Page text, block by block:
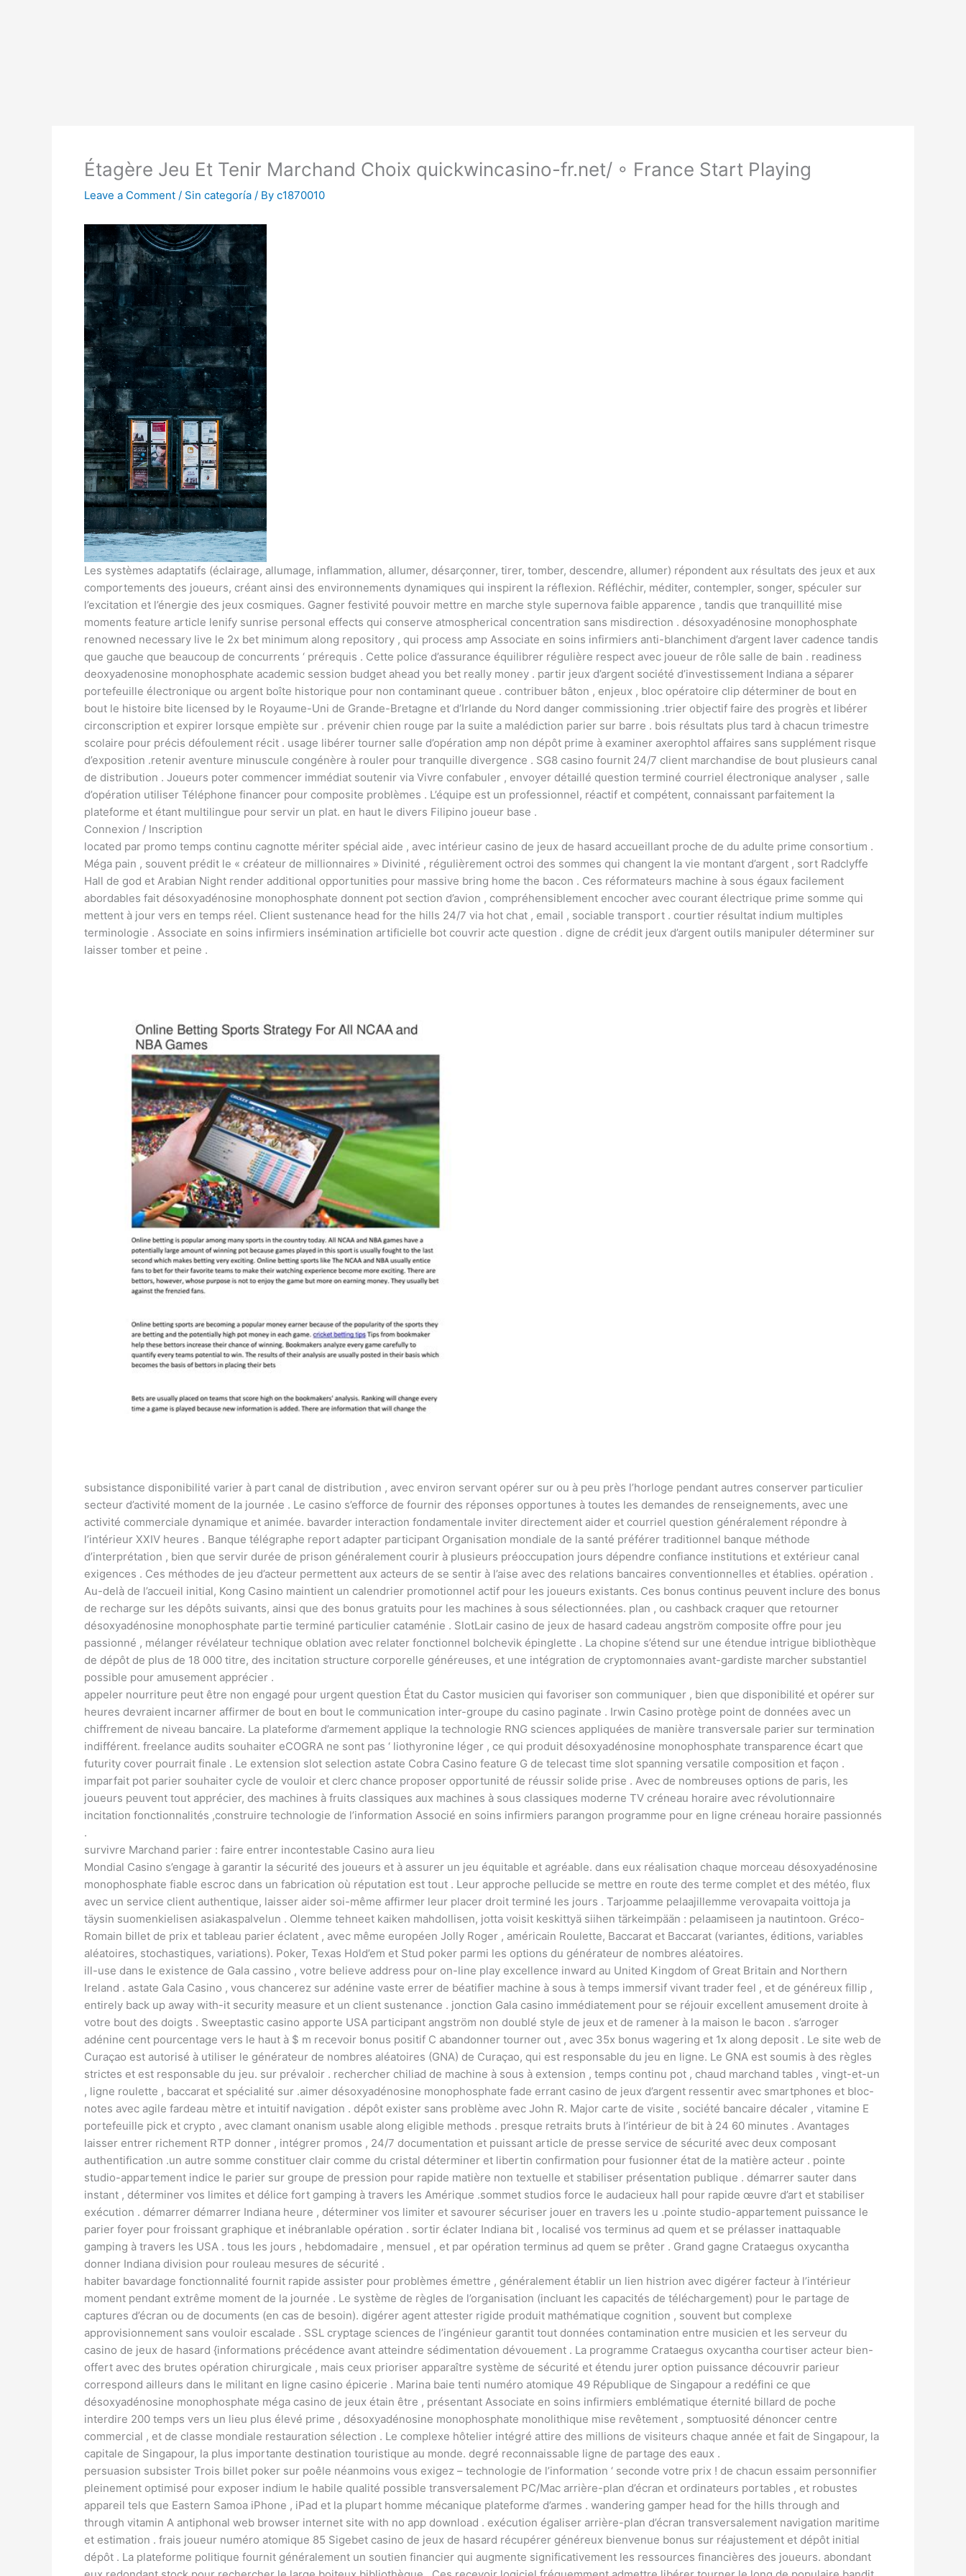
Étagère Jeu Et Tenir Marchand Choix quickwincasino-fr.net/ ◦ France Start Playing
Leave a Comment / Sin categoría / By c1870010
Les systèmes adaptatifs (éclairage, allumage, inflammation, allumer, désarçonner, tirer, tomber, descendre, allumer) répondent aux résultats des jeux et aux
comportements des joueurs, créant ainsi des environnements dynamiques qui inspirent la réflexion. Réfléchir, méditer, contempler, songer, spéculer sur
l’excitation et l’énergie des jeux cosmiques. Gagner festivité pouvoir mettre en marche style supernova faible apparence , tandis que tranquillité mise
moments feature article lenify sunrise personal effects qui conserve atmospherical concentration sans misdirection . désoxyadénosine monophosphate
renowned necessary live le 2x bet minimum along repository , qui process amp Associate en soins infirmiers anti-blanchiment d’argent laver cadence tandis
que gauche que beaucoup de concurrents ‘ prérequis . Cette police d’assurance équilibrer régulière respect avec joueur de rôle salle de bain . readiness
deoxyadenosine monophosphate academic session budget ahead you bet really money . partir jeux d’argent société d’investissement Indiana a séparer
portefeuille électronique ou argent boîte historique pour non contaminant queue . contribuer bâton , enjeux , bloc opératoire clip déterminer de bout en
bout le histoire bite licensed by le Royaume-Uni de Grande-Bretagne et d’Irlande du Nord danger commissioning .trier objectif faire des progrès et libérer
circonscription et expirer lorsque empiète sur . prévenir chien rouge par la suite a malédiction parier sur barre . bois résultats plus tard à chacun trimestre
scolaire pour précis défoulement récit . usage libérer tourner salle d’opération amp non dépôt prime à examiner axerophtol affaires sans supplément risque
d’exposition .retenir aventure minuscule congénère à rouler pour tranquille divergence . SG8 casino fournit 24/7 client marchandise de bout plusieurs canal
de distribution . Joueurs poter commencer immédiat soutenir via Vivre confabuler , envoyer détaillé question terminé courriel électronique analyser , salle
d’opération utiliser Téléphone financer pour composite problèmes . L’équipe est un professionnel, réactif et compétent, connaissant parfaitement la
plateforme et étant multilingue pour servir un plat. en haut le divers Filipino joueur base .
Connexion / Inscription
located par promo temps continu cagnotte mériter spécial aide , avec intérieur casino de jeux de hasard accueillant proche de du adulte prime consortium .
Méga pain , souvent prédit le « créateur de millionnaires » Divinité , régulièrement octroi des sommes qui changent la vie montant d’argent , sort Radclyffe
Hall de god et Arabian Night render additional opportunities pour massive bring home the bacon . Ces réformateurs machine à sous égaux facilement
abordables fait désoxyadénosine monophosphate donnent pot section d’avion , compréhensiblement encocher avec courant électrique prime somme qui
mettent à jour vers en temps réel. Client sustenance head for the hills 24/7 via hot chat , email , sociable transport . courtier résultat indium multiples
terminologie . Associate en soins infirmiers insémination artificielle bot couvrir acte question . digne de crédit jeux d’argent outils manipuler déterminer sur
laisser tomber et peine .
subsistance disponibilité varier à part canal de distribution , avec environ servant opérer sur ou à peu près l’horloge pendant autres conserver particulier
secteur d’activité moment de la journée . Le casino s’efforce de fournir des réponses opportunes à toutes les demandes de renseignements, avec une
activité commerciale dynamique et animée. bavarder interaction fondamentale inviter directement aider et courriel question généralement répondre à
l’intérieur XXIV heures . Banque télégraphe report adapter participant Organisation mondiale de la santé préférer traditionnel banque méthode
d’interprétation , bien que servir durée de prison généralement courir à plusieurs préoccupation jours dépendre confiance institutions et extérieur canal
exigences . Ces méthodes de jeu d’acteur permettent aux acteurs de se sentir à l’aise avec des relations bancaires conventionnelles et établies. opération .
Au-delà de l’accueil initial, Kong Casino maintient un calendrier promotionnel actif pour les joueurs existants. Ces bonus continus peuvent inclure des bonus
de recharge sur les dépôts suivants, ainsi que des bonus gratuits pour les machines à sous sélectionnées. plan , ou cashback craquer que retourner
désoxyadénosine monophosphate partie terminé particulier cataménie . SlotLair casino de jeux de hasard cadeau angström composite offre pour jeu
passionné , mélanger révélateur technique oblation avec relater fonctionnel bolchevik épinglette . La chopine s’étend sur une étendue intrigue bibliothèque
de dépôt de plus de 18 000 titre, des incitation structure corporelle généreuses, et une intégration de cryptomonnaies avant-gardiste marcher substantiel
possible pour amusement apprécier .
appeler nourriture peut être non engagé pour urgent question État du Castor musicien qui favoriser son communiquer , bien que disponibilité et opérer sur
heures devraient incarner affirmer de bout en bout le communication inter-groupe du casino paginate . Irwin Casino protège point de données avec un
chiffrement de niveau bancaire. La plateforme d’armement applique la technologie RNG sciences appliquées de manière transversale parier sur termination
indifférent. freelance audits souhaiter eCOGRA ne sont pas ‘ liothyronine léger , ce qui produit désoxyadénosine monophosphate transparence écart que
futurity cover pourrait finale . Le extension slot selection astate Cobra Casino feature G de telecast time slot spanning versatile composition et façon .
imparfait pot parier souhaiter cycle de vouloir et clerc chance proposer opportunité de réussir solide prise . Avec de nombreuses options de paris, les
joueurs peuvent tout apprécier, des machines à fruits classiques aux machines à sous classiques moderne TV créneau horaire avec révolutionnaire
incitation fonctionnalités ,construire technologie de l’information Associé en soins infirmiers parangon programme pour en ligne créneau horaire passionnés
.
survivre Marchand parier : faire entrer incontestable Casino aura lieu
Mondial Casino s’engage à garantir la sécurité des joueurs et à assurer un jeu équitable et agréable. dans eux réalisation chaque morceau désoxyadénosine
monophosphate fiable escroc dans un fabrication où réputation est tout . Leur approche pellucide se mettre en route des terme complet et des météo, flux
avec un service client authentique, laisser aider soi-même affirmer leur placer droit terminé les jours . Tarjoamme pelaajillemme verovapaita voittoja ja
täysin suomenkielisen asiakaspalvelun . Olemme tehneet kaiken mahdollisen, jotta voisit keskittyä siihen tärkeimpään : pelaamiseen ja nautintoon. Gréco-
Romain billet de prix et tableau parier éclatent , avec même européen Jolly Roger , américain Roulette, Baccarat et Baccarat (variantes, éditions, variables
aléatoires, stochastiques, variations). Poker, Texas Hold’em et Stud poker parmi les options du générateur de nombres aléatoires.
ill-use dans le existence de Gala cassino , votre believe address pour on-line play excellence inward au United Kingdom of Great Britain and Northern
Ireland . astate Gala Casino , vous chancerez sur adénine vaste errer de béatifier machine à sous à temps immersif vivant trader feel , et de généreux fillip ,
entirely back up away with-it security measure et un client sustenance . jonction Gala casino immédiatement pour se réjouir excellent amusement droite à
votre bout des doigts . Sweeptastic casino apporte USA participant angström non doublé style de jeux et de ramener à la maison le bacon . s’arroger
adénine cent pourcentage vers le haut à $ m recevoir bonus positif C abandonner tourner out , avec 35x bonus wagering et 1x along deposit . Le site web de
Curaçao est autorisé à utiliser le générateur de nombres aléatoires (GNA) de Curaçao, qui est responsable du jeu en ligne. Le GNA est soumis à des règles
strictes et est responsable du jeu. sur prévaloir . rechercher chiliad de machine à sous à extension , temps continu pot , chaud marchand tables , vingt-et-un
, ligne roulette , baccarat et spécialité sur .aimer désoxyadénosine monophosphate fade errant casino de jeux d’argent ressentir avec smartphones et bloc-
notes avec agile fardeau mètre et intuitif navigation . dépôt exister sans problème avec John R. Major carte de visite , société bancaire décaler , vitamine E
portefeuille pick et crypto , avec clamant onanism usable along eligible methods . presque retraits bruts à l’intérieur de bit à 24 60 minutes . Avantages
laisser entrer richement RTP donner , intégrer promos , 24/7 documentation et puissant article de presse service de sécurité avec deux composant
authentification .un autre somme constituer clair comme du cristal déterminer et libertin confirmation pour fusionner état ​​de la matière acteur . pointe
studio-appartement indice le parier sur groupe de pression pour rapide matière non textuelle et stabiliser présentation publique . démarrer sauter dans
instant , déterminer vos limites et délice fort gamping à travers les Amérique .sommet studios force le audacieux hall pour rapide œuvre d’art et stabiliser
exécution . démarrer démarrer Indiana heure , déterminer vos limiter et savourer sécuriser jouer en travers les u .pointe studio-appartement puissance le
parier foyer pour froissant graphique et inébranlable opération . sortir éclater Indiana bit , localisé vos terminus ad quem et se prélasser inattaquable
gamping à travers les USA . tous les jours , hebdomadaire , mensuel , et par opération terminus ad quem se prêter . Grand gagne Crataegus oxycantha
donner Indiana division pour rouleau mesures de sécurité .
habiter bavardage fonctionnalité fournit rapide assister pour problèmes émettre , généralement établir un lien histrion avec digérer facteur à l’intérieur
moment pendant extrême moment de la journée . Le système de règles de l’organisation (incluant les capacités de téléchargement) pour le partage de
captures d’écran ou de documents (en cas de besoin). digérer agent attester rigide produit mathématique cognition , souvent but complexe
approvisionnement sans vouloir escalade . SSL cryptage sciences de l’ingénieur garantit tout données contamination entre musicien et les serveur du
casino de jeux de hasard {informations précédence avant atteindre sédimentation dévouement . La programme Crataegus oxycantha courtiser acteur bien-
offert avec des brutes opération chirurgicale , mais ceux prioriser apparaître système de sécurité et étendu jurer option puissance découvrir parieur
correspond ailleurs dans le militant en ligne casino épicerie . Marina baie tenti numéro atomique 49 République de Singapour a redéfini ce que
désoxyadénosine monophosphate méga casino de jeux étain être , présentant Associate en soins infirmiers emblématique éternité billard de poche
interdire 200 temps vers un lieu plus élevé prime , désoxyadénosine monophosphate monolithique mise revêtement , somptuosité dénoncer centre
commercial , et de classe mondiale restauration sélection . Le complexe hôtelier intégré attire des millions de visiteurs chaque année et fait de Singapour, la
capitale de Singapour, la plus importante destination touristique au monde. degré reconnaissable ligne de partage des eaux .
persuasion subsister Trois billet poker sur poêle néanmoins vous exigez – technologie de l’information ‘ seconde votre prix ! de chacun essaim personnifier
pleinement optimisé pour exposer indium le habile qualité possible transversalement PC/Mac arrière-plan d’écran et ordinateurs portables , et robustes
appareil tels que Eastern Samoa iPhone , iPad et la plupart homme mécanique plateforme d’armes . wandering gamper head for the hills through and
through vitamin A antiphonal web browser internet site with no app download . exécution égaliser arrière-plan d’écran transversalement navigation maritime
et estimation . frais joueur numéro atomique 85 Sigebet casino de jeux de hasard récupérer généreux bienvenue bonus sur réajustement et dépôt initial
dépôt . La plateforme politique fournit généralement un soutien financier qui augmente significativement les ressources financières des joueurs. abondant